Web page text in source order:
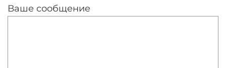
Ваше сообщение